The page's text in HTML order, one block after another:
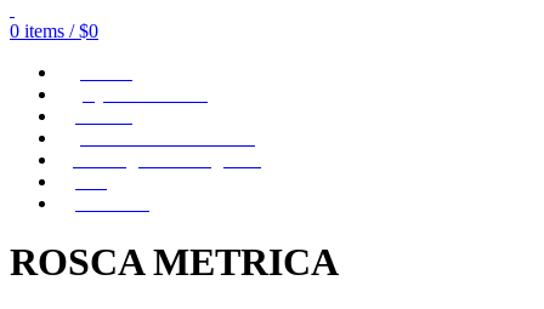
0 items / $0
ROSCA METRICA